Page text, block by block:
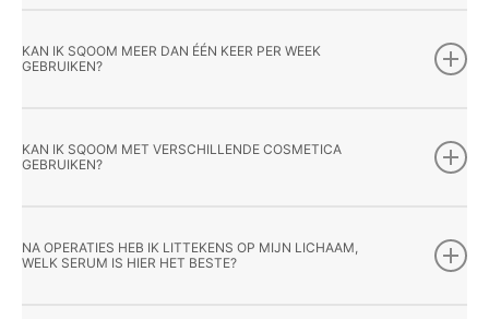
KAN IK SQOOM MEER DAN ÉÉN KEER PER WEEK
GEBRUIKEN?
KAN IK SQOOM MET VERSCHILLENDE COSMETICA
GEBRUIKEN?
NA OPERATIES HEB IK LITTEKENS OP MIJN LICHAAM,
WELK SERUM IS HIER HET BESTE?